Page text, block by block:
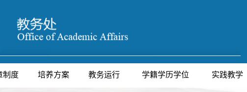
制度 培养方案 教务运行 学籍学历学位 实践教学